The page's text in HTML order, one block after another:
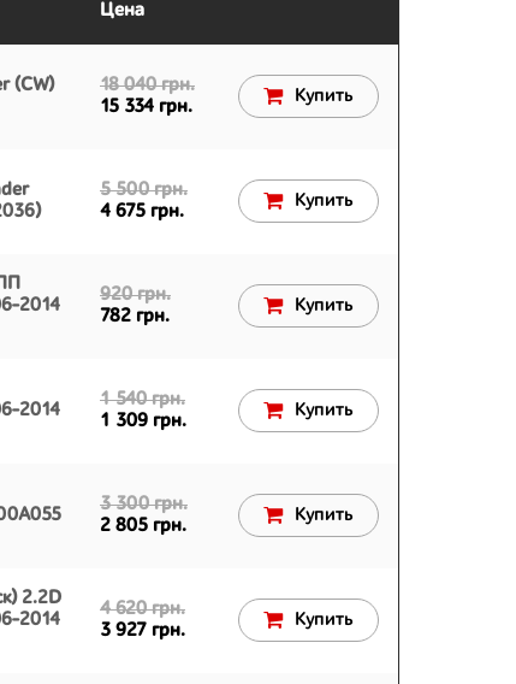
Цена
(CW)
18 040 грн.
15 334 грн.
Купить
5 500 грн.
4 675 грн.
Купить
2014
920 грн.
782 грн.
Купить
2014
1 540 грн.
1 309 грн.
Купить
3 300 грн.
2 805 грн.
Купить
2.2D
2014
4 620 грн.
3 927 грн.
Купить